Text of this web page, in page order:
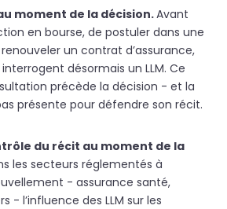
moment de la décision.Avant
en bourse, de postuler dans une
un contrat d’assurance,
désormais un LLM. Ce
précède la décision - et la
présente pour défendre son récit.
du récit au moment de la
les secteurs réglementés à
- assurance santé,
- l’influence des LLM sur les